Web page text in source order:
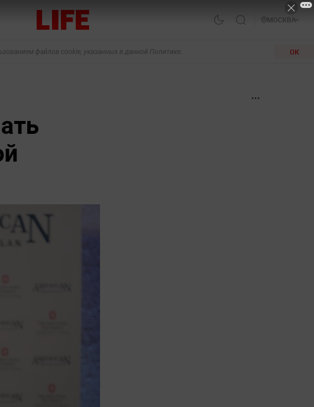
МОСКВА
файлов cookie, указанных в данной Политике. ОК